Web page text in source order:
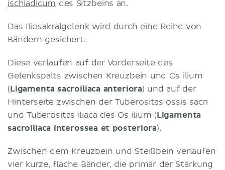
ischiadicum des Sitzbeins an.
Das Iliosakralgelenk wird durch eine Reihe von
Bändern gesichert.
Diese verlaufen auf der Vorderseite des
Gelenkspalts zwischen Kreuzbein und Os ilium
(Ligamenta sacroiliaca anteriora) und auf der
Hinterseite zwischen der Tuberositas ossis sacri
und Tuberositas iliaca des Os ilium (Ligamenta
sacroiliaca interossea et posteriora).
Zwischen dem Kreuzbein und Steißbein verlaufen
vier kurze, flache Bänder, die primär der Stärkung